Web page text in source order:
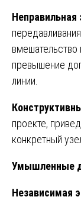
Неправильная
вмешательство
превышение
линии.
проекте,
конкретный
Умышленные
Независимая